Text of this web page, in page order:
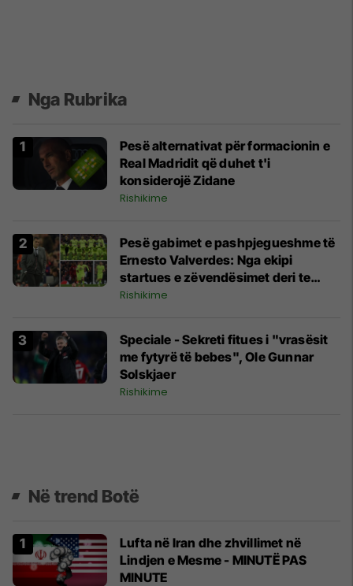
Nga Rubrika
Pesë alternativat për formacionin e
Real Madridit që duhet t'i
konsiderojë Zidane
Rishikime
Pesë gabimet e pashpjegueshme të
Ernesto Valverdes: Nga ekipi
startues e zëvendësimet deri te
strategjia
Rishikime
Speciale - Sekreti fitues i "vrasësit
me fytyrë të bebes", Ole Gunnar
Solskjaer
Rishikime
Në trend Botë
Lufta në Iran dhe zhvillimet në
Lindjen e Mesme - MINUTË PAS
MINUTE